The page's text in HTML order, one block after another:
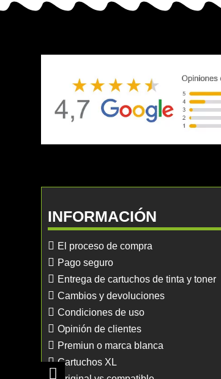
INFORMACIÓN
El proceso de compra
Pago seguro
Entrega de cartuchos de tinta y toner
Cambios y devoluciones
Condiciones de uso
Opinión de clientes
Premiun o marca blanca
Cartuchos XL